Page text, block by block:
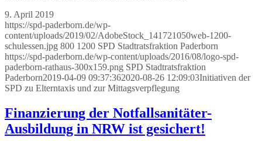
9. April 2019
https://spd-paderborn.de/wp-
content/uploads/2019/02/AdobeStock_141721050web-1200-
schulessen.jpg 800 1200 SPD Stadtratsfraktion Paderborn
https://spd-paderborn.de/wp-content/uploads/2016/08/logo-spd-
paderborn-rathaus-300x159.png SPD Stadtratsfraktion
Paderborn2019-04-09 09:37:362020-08-26 12:09:03Initiativen der
SPD zu Elterntaxis und zur Mittagsverpflegung
Finanzierung der Notfallsanitäter-
Ausbildung in NRW ist gesichert!